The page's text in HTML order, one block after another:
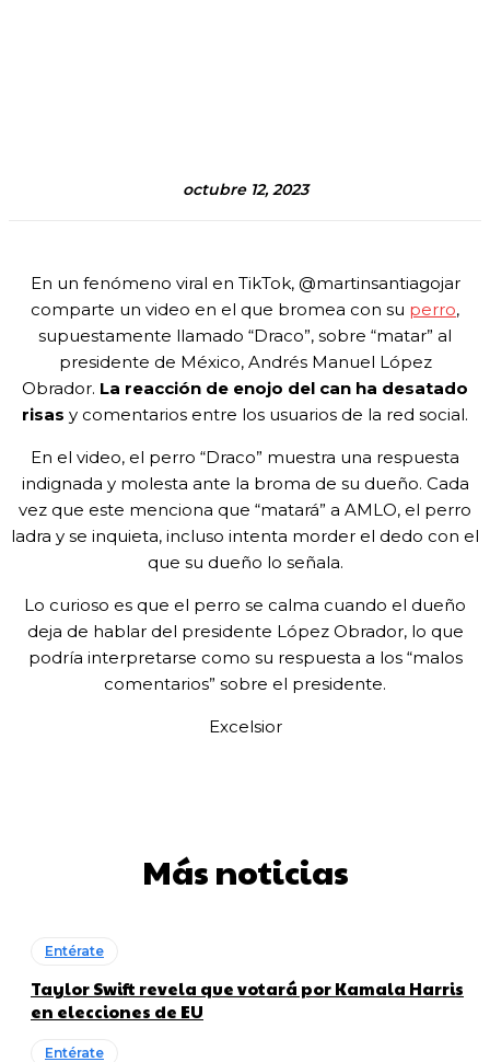
octubre 12, 2023
En un fenómeno viral en TikTok, @martinsantiagojar
comparte un video en el que bromea con su perro,
supuestamente llamado “Draco”, sobre “matar” al
presidente de México, Andrés Manuel López
Obrador. La reacción de enojo del can ha desatado
risas y comentarios entre los usuarios de la red social.
En el video, el perro “Draco” muestra una respuesta
indignada y molesta ante la broma de su dueño. Cada
vez que este menciona que “matará” a AMLO, el perro
ladra y se inquieta, incluso intenta morder el dedo con el
que su dueño lo señala.
Lo curioso es que el perro se calma cuando el dueño
deja de hablar del presidente López Obrador, lo que
podría interpretarse como su respuesta a los “malos
comentarios” sobre el presidente.
Excelsior
Más noticias
Entérate
Taylor Swift revela que votará por Kamala Harris
en elecciones de EU
Entérate